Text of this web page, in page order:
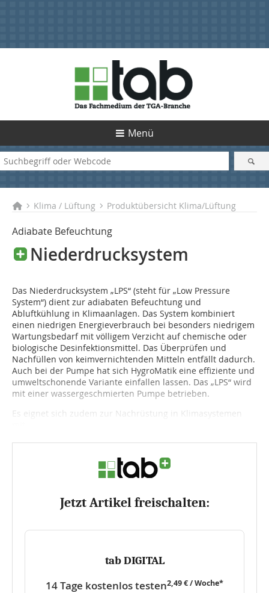
Menü
Klima / Lüftung Produktübersicht Klima/Lüftung
Adiabate Befeuchtung
Niederdrucksystem
Das Niederdrucksystem „LPS“ (steht für „Low Pressure
System“) dient zur adiabaten Befeuchtung und
Abluftkühlung in Klimaanlagen. Das System kombiniert
einen niedrigen Energieverbrauch bei besonders niedrigem
Wartungsbedarf mit völligem Verzicht auf chemische oder
biologische Desinfektionsmittel. Das Überprüfen und
Nachfüllen von keimvernichtenden Mitteln entfällt dadurch.
Auch bei der Pumpe hat sich HygroMatik eine effiziente und
umweltschonende Variante einfallen lassen. Das „LPS“ wird
mit einer wassergeschmierten Pumpe betrieben.
Es eignet sich zudem zur Nachrüstung in Klimasystemen
Jetzt Artikel freischalten:
tab DIGITAL
14 Tage kostenlos testen2,49 € / Woche*